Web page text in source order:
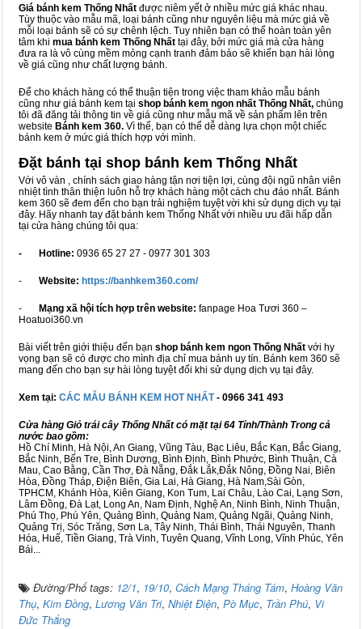
Giá bánh kem Thống Nhất được niêm yết ở nhiều mức giá khác nhau.
Tùy thuộc vào mẫu mã, loại bánh cũng như nguyên liệu mà mức giá về
mỗi loại bánh sẽ có sự chênh lệch. Tuy nhiên bạn có thể hoàn toàn yên
tâm khi mua bánh kem Thống Nhất tại đây, bởi mức giá mà cửa hàng
đưa ra là vô cùng mềm mỏng cạnh tranh đảm bảo sẽ khiến bạn hài lòng
về giá cũng như chất lượng bánh.
Để cho khách hàng có thể thuận tiện trong việc tham khảo mẫu bánh
cũng như giá bánh kem tại shop bánh kem ngon nhất Thống Nhất, chúng
tôi đã đăng tải thông tin về giá cũng như mẫu mã về sản phẩm lên trên
website Bánh kem 360. Vì thế, bạn có thể dễ dàng lựa chọn một chiếc
bánh kem ở mức giá thích hợp với mình.
Đặt bánh tại shop bánh kem Thống Nhất
Với vô vàn , chính sách giao hàng tận nơi tiện lợi, cùng đội ngũ nhân viên
nhiệt tình thân thiện luôn hỗ trợ khách hàng một cách chu đáo nhất. Bánh
kem 360 sẽ đem đến cho bạn trải nghiệm tuyệt vời khi sử dụng dịch vụ tại
đây. Hãy nhanh tay đặt bánh kem Thống Nhất với nhiều ưu đãi hấp dẫn
tại cửa hàng chúng tôi qua:
- Hotline: 0936 65 27 27 - 0977 301 303
- Website: https://banhkem360.com/
- Mạng xã hội tích hợp trên website: fanpage Hoa Tươi 360 –
Hoatuoi360.vn
Bài viết trên giới thiệu đến bạn shop bánh kem ngon Thống Nhất với hy
vọng bạn sẽ có được cho mình địa chỉ mua bánh uy tín. Bánh kem 360 sẽ
mang đến cho bạn sự hài lòng tuyệt đối khi sử dụng dịch vụ tại đây.
Xem tại: CÁC MẪU BÁNH KEM HOT NHẤT- 0966 341 493
Cửa hàng Giỏ trái cây Thống Nhất có mặt tại 64 Tỉnh/Thành Trong cả
nước bao gồm:
Hồ Chí Minh, Hà Nội, An Giang, Vũng Tàu, Bạc Liêu, Bắc Kạn, Bắc Giang,
Bắc Ninh, Bến Tre, Bình Dương, Bình Định, Bình Phước, Bình Thuận, Cà
Mau, Cao Bằng, Cần Thơ, Đà Nẵng, Đắk Lắk,Đắk Nông, Đồng Nai, Biên
Hòa, Đồng Tháp, Điện Biên, Gia Lai, Hà Giang, Hà Nam,Sài Gòn,
TPHCM, Khánh Hòa, Kiên Giang, Kon Tum, Lai Châu, Lào Cai, Lạng Sơn,
Lâm Đồng, Đà Lạt, Long An, Nam Định, Nghệ An, Ninh Bình, Ninh Thuận,
Phú Thọ, Phú Yên, Quảng Bình, Quảng Nam, Quảng Ngãi, Quảng Ninh,
Quảng Trị, Sóc Trăng, Sơn La, Tây Ninh, Thái Bình, Thái Nguyên, Thanh
Hóa, Huế, Tiền Giang, Trà Vinh, Tuyên Quang, Vĩnh Long, Vĩnh Phúc, Yên
Bái...
Đường/Phố tags: 12/1, 19/10, Cách Mạng Tháng Tám, Hoàng Văn
Thụ, Kim Đồng, Lương Văn Tri, Nhiệt Điện, Pò Mục, Trần Phú, Vi
Đức Thắng